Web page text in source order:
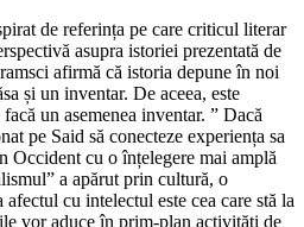
de referința pe care criticul literar
asupra istoriei prezentată de
afirmă că istoria depune în noi
și un inventar. De aceea, este
un asemenea inventar. ” Dacă
pe Said să conecteze experiența sa
Occident cu o înțelegere mai amplă
a apărut prin cultură, o
cu intelectul este cea care stă la
vor aduce în prim-plan activități de